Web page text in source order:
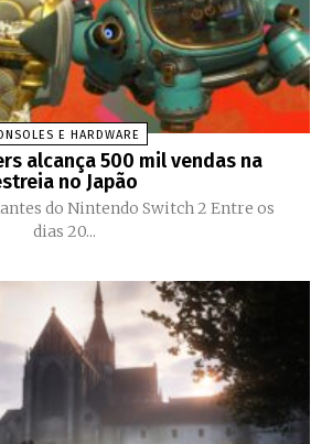
E HARDWARE
alcança 500 mil vendas na
no Japão
do Nintendo Switch 2 Entre os
dias 20...